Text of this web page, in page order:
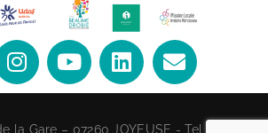
la Gare – 07260 JOYEUSE - Tel : 04 75